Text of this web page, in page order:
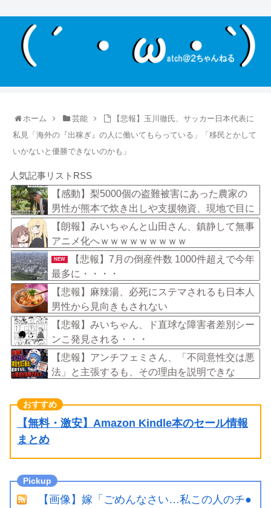
ホーム 芸能
【悲報】玉川徹氏、サッカー日本代表に
私見「海外の『出稼ぎ』の人に働いてもらっている」「移民とかして
いかないと優勝できないのかも」
人気記事リストRSS
【感動】梨5000個の盗難被害にあった農家の
男性が熊本で炊き出しや支援物資、現地で目に
した“助け合いの輪”
【朗報】みいちゃんと山田さん、鎮静して無事
アニメ化へｗｗｗｗｗｗｗｗｗ
NEW
【悲報】7月の倒産件数 1000件超えで今年
最多に・・・・
【悲報】麻辣湯、必死にステマされるも日本人
男性から見向きもされない
【悲報】みいちゃん、ド直球な障害者差別シー
ンこ発見される・・・
【悲報】アンチフェミさん、「不同意性交は悪
法」と主張するも、その理由を説明できな
【無料・激安】Amazon Kindle本のセール情報
まとめ
【画像】嫁「ごめんなさい…私この人のチ●